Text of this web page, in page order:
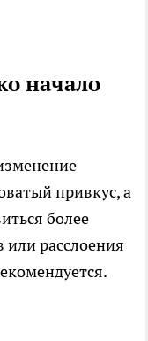
начало
привкус, а
более
или расслоения